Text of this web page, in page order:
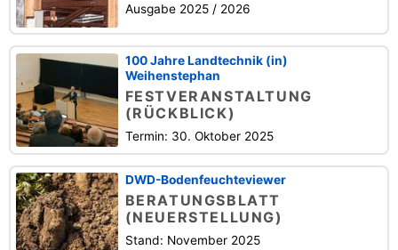
Ausgabe 2025 / 2026
100 Jahre Landtechnik (in)
Weihenstephan
FESTVERANSTALTUNG
(RÜCKBLICK)
Termin: 30. Oktober 2025
DWD-Bodenfeuchteviewer
BERATUNGSBLATT
(NEUERSTELLUNG)
Stand: November 2025